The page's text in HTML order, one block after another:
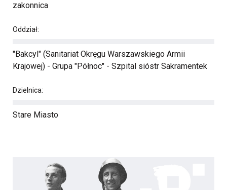
zakonnica
Oddział:
"Bakcyl" (Sanitariat Okręgu Warszawskiego Armii
Krajowej) - Grupa "Północ" - Szpital sióstr Sakramentek
Dzielnica:
Stare Miasto